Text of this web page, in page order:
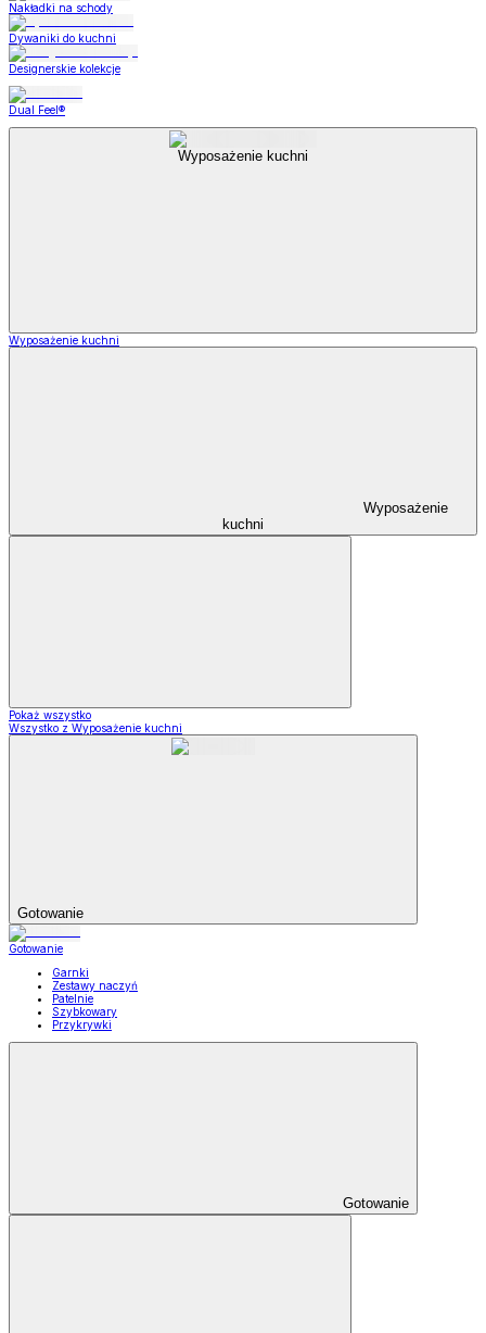
Nakładki na schody
Dywaniki do kuchni
Designerskie kolekcje
Dual Feel®
Wyposażenie kuchni
Wyposażenie kuchni
Wyposażenie
kuchni
Pokaż wszystko
Wszystko z Wyposażenie kuchni
Gotowanie
Gotowanie
Garnki
Zestawy naczyń
Patelnie
Szybkowary
Przykrywki
Gotowanie